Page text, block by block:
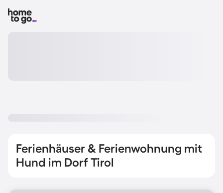
Ferienhäuser & Ferienwohnung mit
Hund im Dorf Tirol